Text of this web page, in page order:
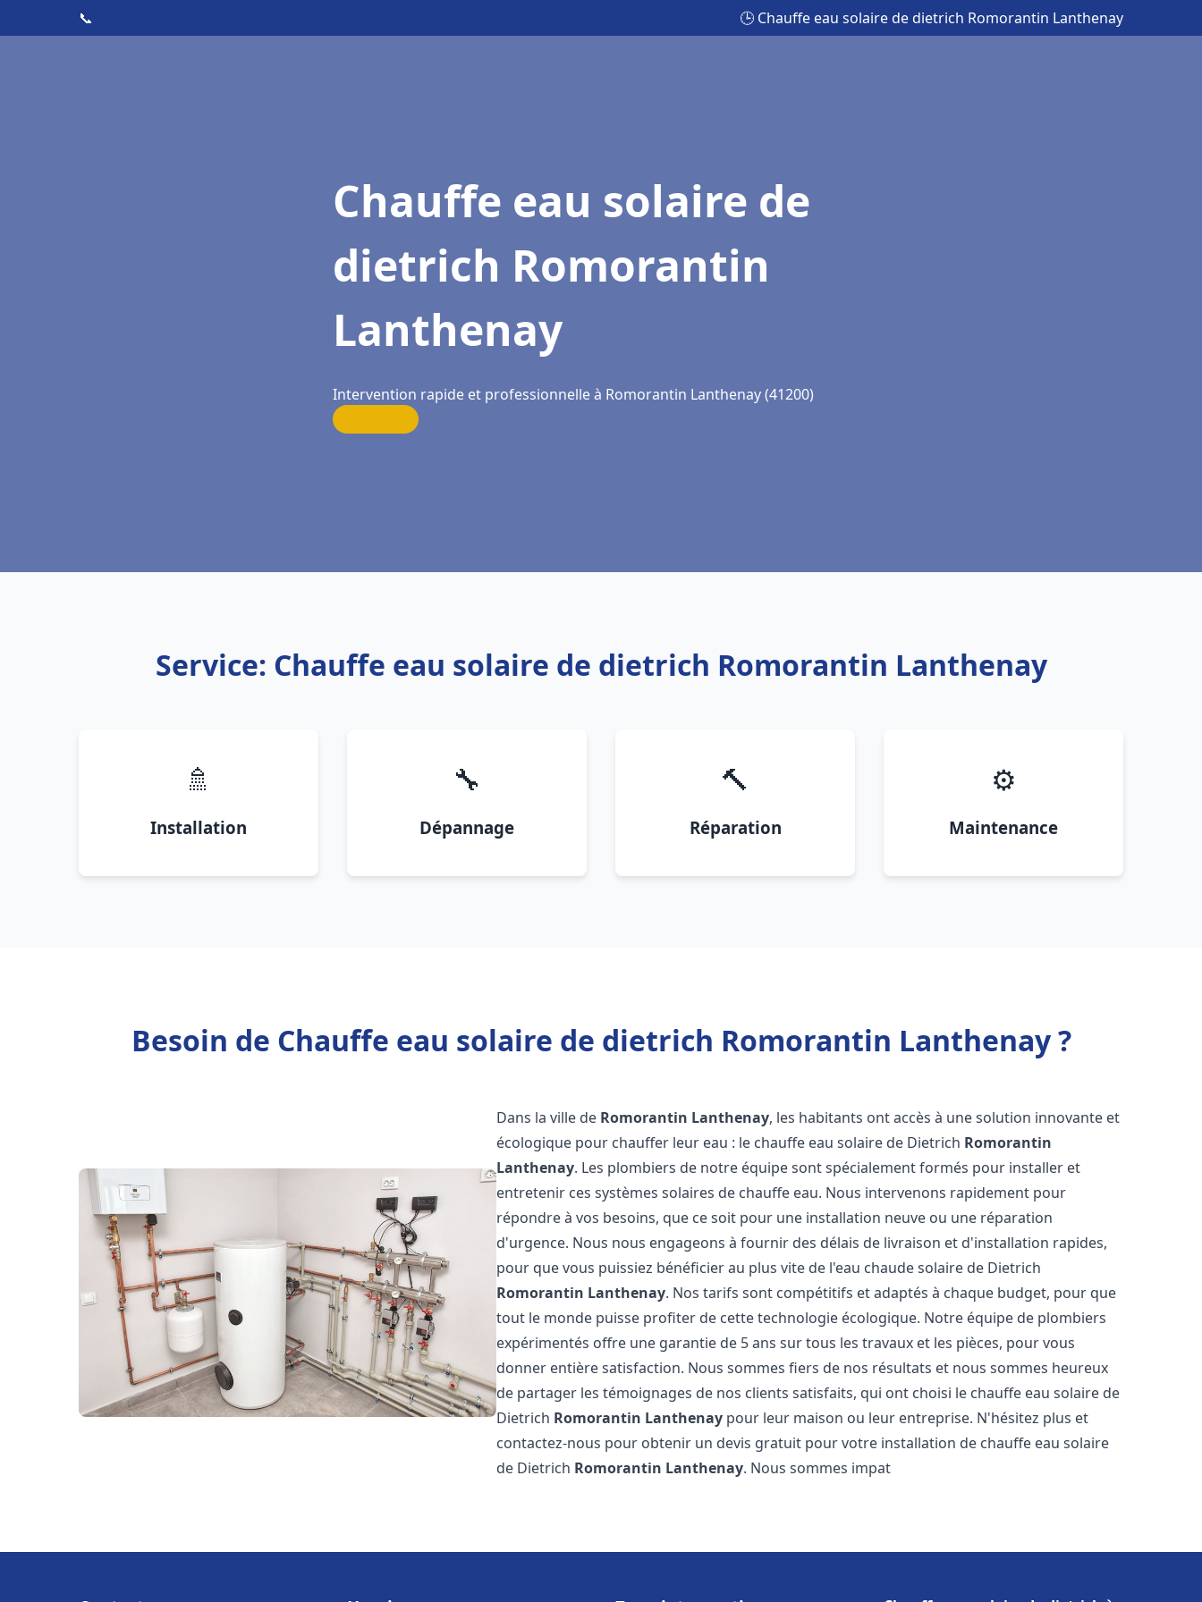
📞 🕒 Chauffe eau solaire de dietrich Romorantin Lanthenay
Chauffe eau solaire de
dietrich Romorantin
Lanthenay
Intervention rapide et professionnelle à Romorantin Lanthenay (41200)
Service: Chauffe eau solaire de dietrich Romorantin Lanthenay
🚿
Installation
🔧
Dépannage
🔨
Réparation
⚙️
Maintenance
Besoin de Chauffe eau solaire de dietrich Romorantin Lanthenay ?
Dans la ville de Romorantin Lanthenay, les habitants ont accès à une solution innovante et
écologique pour chauffer leur eau : le chauffe eau solaire de Dietrich Romorantin
Lanthenay. Les plombiers de notre équipe sont spécialement formés pour installer et
entretenir ces systèmes solaires de chauffe eau. Nous intervenons rapidement pour
répondre à vos besoins, que ce soit pour une installation neuve ou une réparation
d'urgence. Nous nous engageons à fournir des délais de livraison et d'installation rapides,
pour que vous puissiez bénéficier au plus vite de l'eau chaude solaire de Dietrich
Romorantin Lanthenay. Nos tarifs sont compétitifs et adaptés à chaque budget, pour que
tout le monde puisse profiter de cette technologie écologique. Notre équipe de plombiers
expérimentés offre une garantie de 5 ans sur tous les travaux et les pièces, pour vous
donner entière satisfaction. Nous sommes fiers de nos résultats et nous sommes heureux
de partager les témoignages de nos clients satisfaits, qui ont choisi le chauffe eau solaire de
Dietrich Romorantin Lanthenay pour leur maison ou leur entreprise. N'hésitez plus et
contactez-nous pour obtenir un devis gratuit pour votre installation de chauffe eau solaire
de Dietrich Romorantin Lanthenay. Nous sommes impat